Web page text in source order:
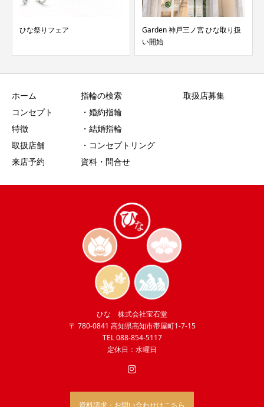
ひな祭りフェア
Garden 神戸三ノ宮 ひな取り扱
い開始
ホーム
コンセプト
特徴
取扱店舗
来店予約
指輪の検索
・婚約指輪
・結婚指輪
・コンセプトリング
資料・問合せ
取扱店募集
ひな 株式会社宝石堂
〒 780-0841 高知県高知市帯屋町1-7-15
TEL 088-854-5117
定休日：水曜日